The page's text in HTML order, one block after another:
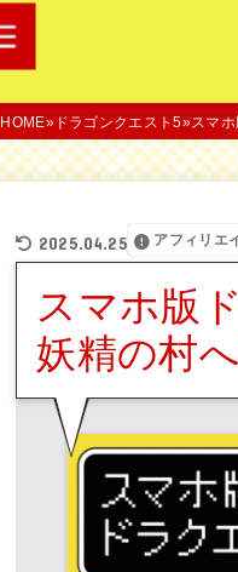
HOME ドラゴンクエスト5 スマ
2025.04.25 アフィリエ
スマホ版
妖精の村